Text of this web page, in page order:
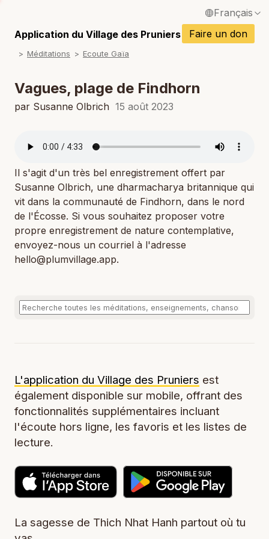
Français
English / Anglais
Deutsch / Allemand
Italiano / Italien
Tiếng Việt / Vietnamien
ภาษาไทย / Thaï
Application du Village des Pruniers Faire un don
Méditations Ecoute Gaïa
Vagues, plage de Findhorn
par Susanne Olbrich 15 août 2023
Il s'agit d'un très bel enregistrement offert par
Susanne Olbrich, une dharmacharya britannique qui
vit dans la communauté de Findhorn, dans le nord
de l'Écosse. Si vous souhaitez proposer votre
propre enregistrement de nature contemplative,
envoyez-nous un courriel à l'adresse
hello@plumvillage.app.
L'application du Village des Pruniers est
également disponible sur mobile, offrant des
fonctionnalités supplémentaires incluant
l'écoute hors ligne, les favoris et les listes de
lecture.
La sagesse de Thich Nhat Hanh partout où tu